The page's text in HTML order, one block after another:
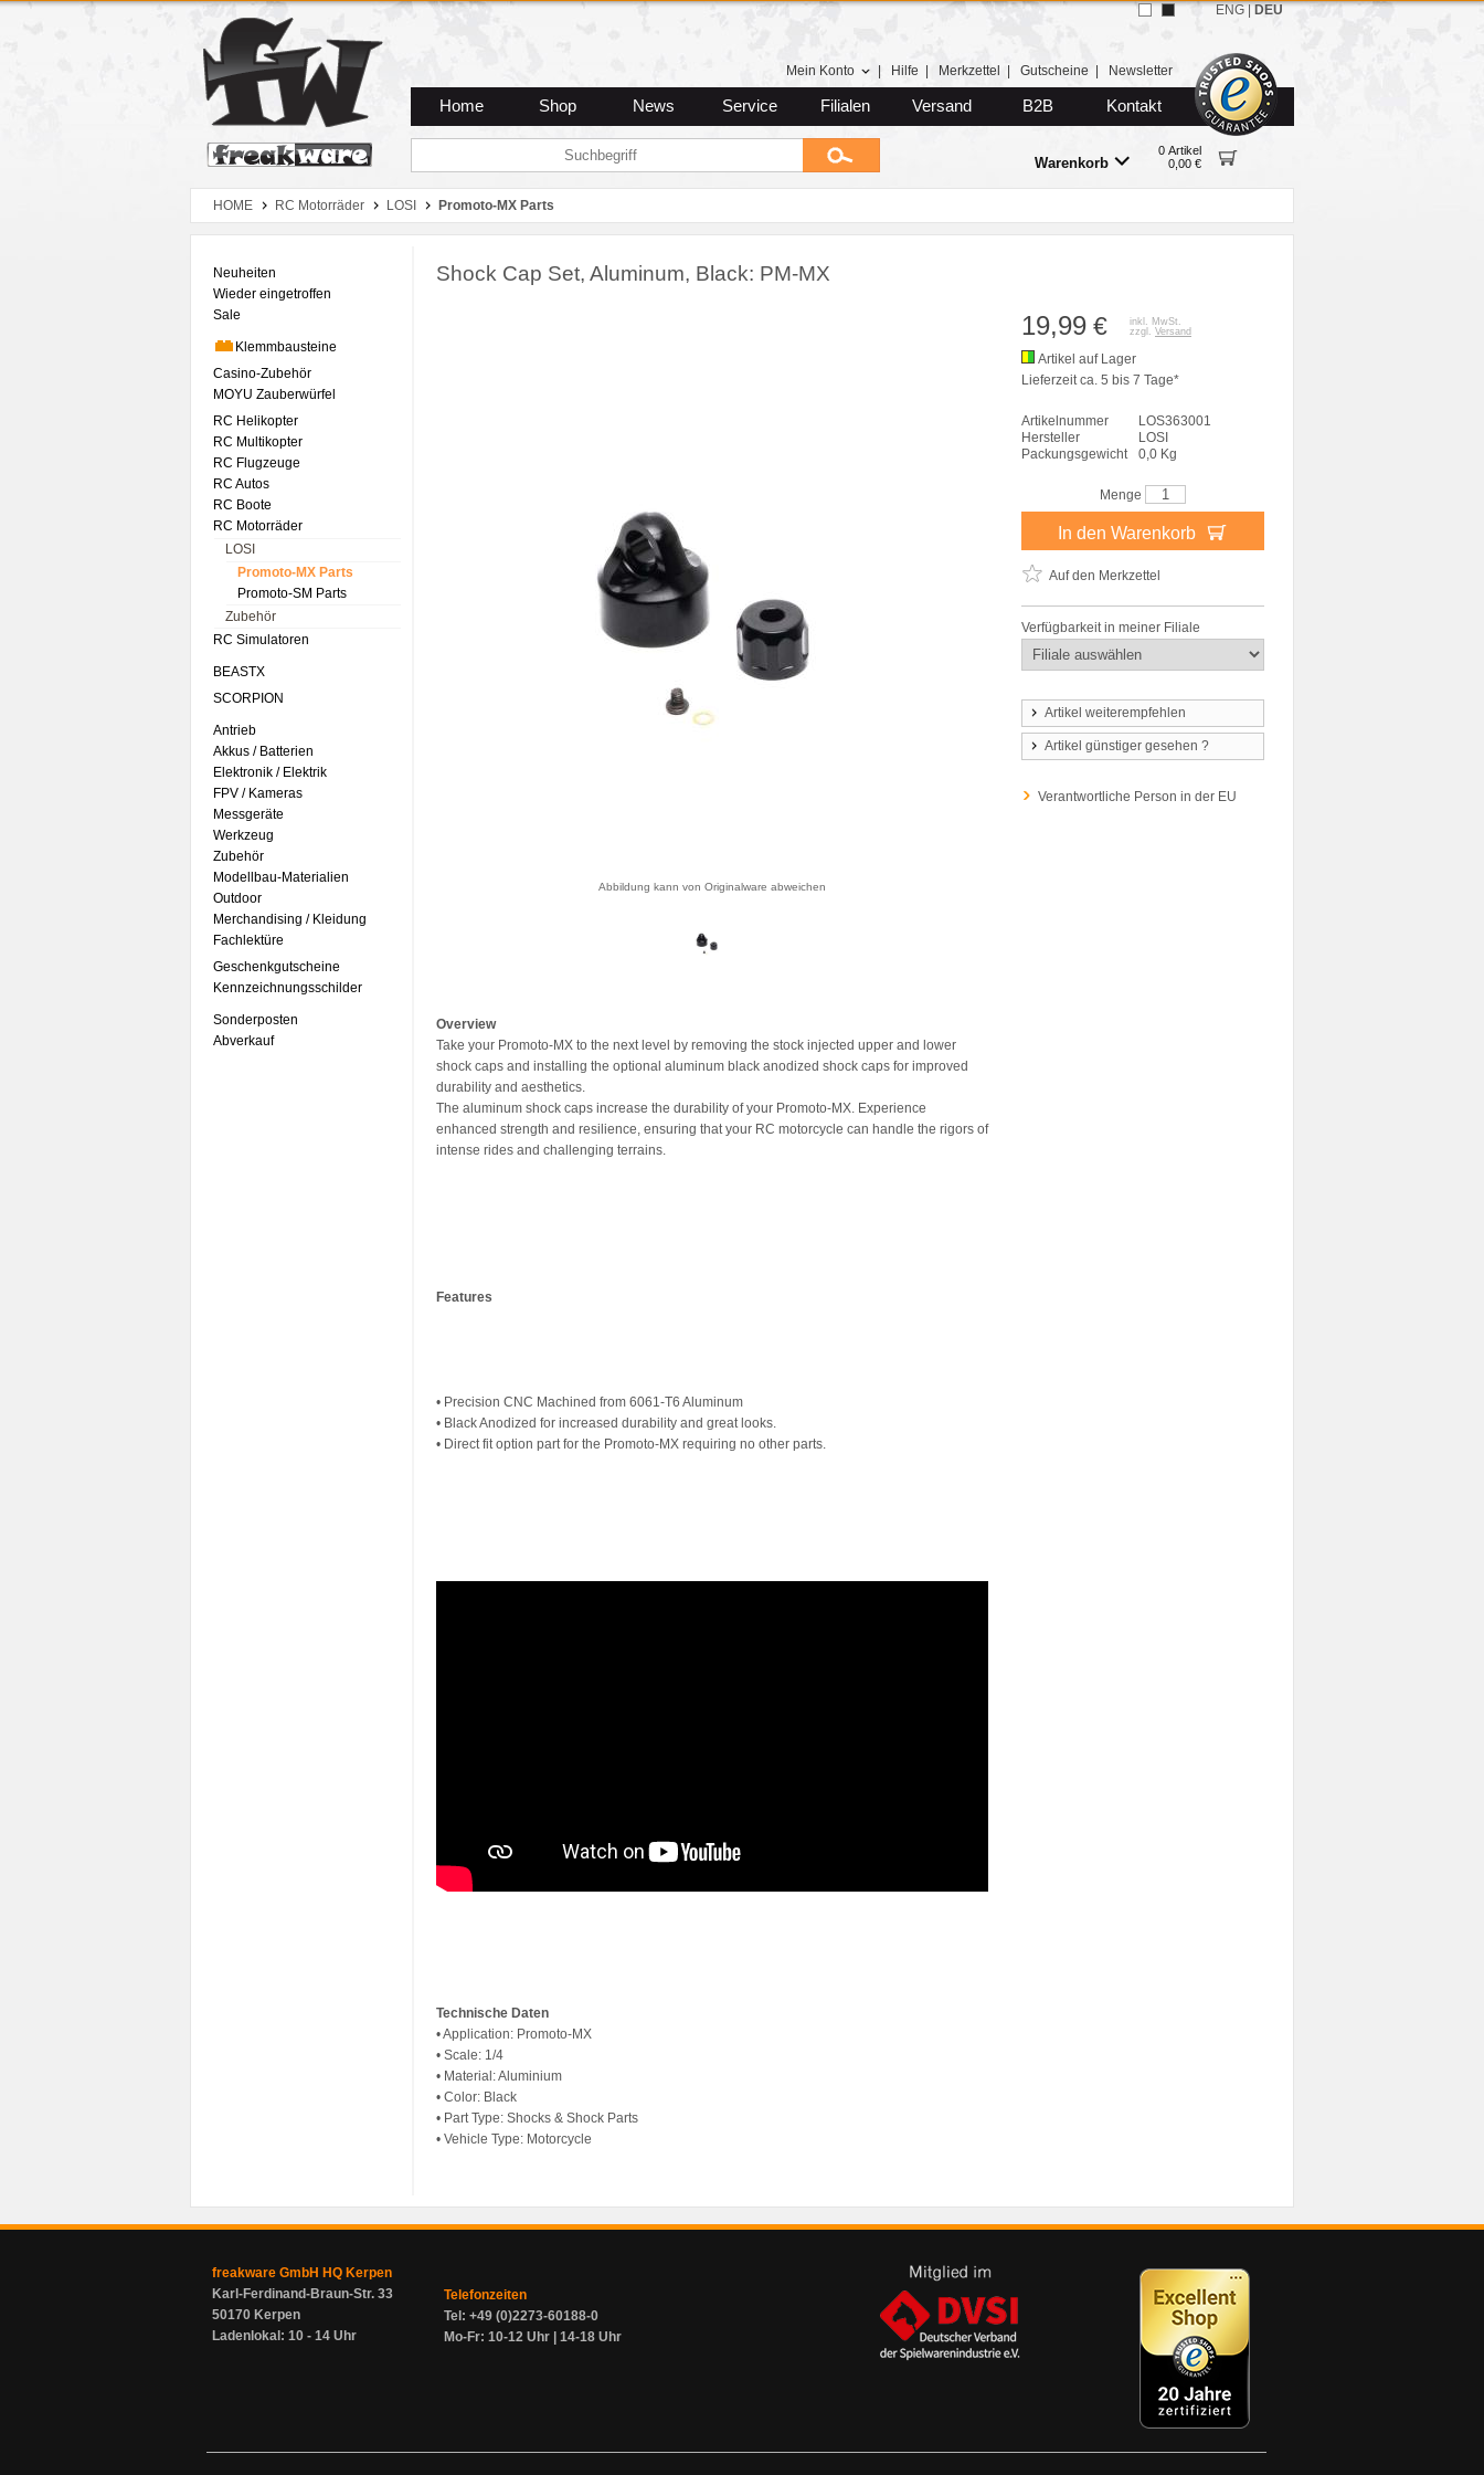
Zum Hauptmenue
Zum Seiteninhalt
Zum Warenkob
Mein Konto Hilfe Merkzettel Gutscheine Newsletter
Home Shop News Service Filialen Versand B2B Kontakt
Warenkorb
0 Artikel
0,00 €
ENG DEU
HOME RC Motorräder LOSI Promoto-MX Parts
Neuheiten
Wieder eingetroffen
Sale
Klemmbausteine
Casino-Zubehör
MOYU Zauberwürfel
RC Helikopter
RC Multikopter
RC Flugzeuge
RC Autos
RC Boote
RC Motorräder
LOSI
Promoto-MX Parts
Promoto-SM Parts
Zubehör
RC Simulatoren
BEASTX
SCORPION
Antrieb
Akkus / Batterien
Elektronik / Elektrik
FPV / Kameras
Messgeräte
Werkzeug
Zubehör
Modellbau-Materialien
Outdoor
Merchandising / Kleidung
Fachlektüre
Geschenkgutscheine
Kennzeichnungsschilder
Sonderposten
Abverkauf
Shock Cap Set, Aluminum, Black: PM-MX
Abbildung kann von Originalware abweichen
Overview
Take your Promoto-MX to the next level by removing the stock injected upper and lower
shock caps and installing the optional aluminum black anodized shock caps for improved
durability and aesthetics.
The aluminum shock caps increase the durability of your Promoto-MX. Experience
enhanced strength and resilience, ensuring that your RC motorcycle can handle the rigors of
intense rides and challenging terrains.
Features
• Precision CNC Machined from 6061-T6 Aluminum
• Black Anodized for increased durability and great looks.
• Direct fit option part for the Promoto-MX requiring no other parts.
Technische Daten
• Application: Promoto-MX
• Scale: 1/4
• Material: Aluminium
• Color: Black
• Part Type: Shocks & Shock Parts
• Vehicle Type: Motorcycle
19,99 €
inkl. MwSt.
zzgl. Versand
Artikel auf Lager
Lieferzeit ca. 5 bis 7 Tage*
Artikelnummer
LOS363001
Hersteller
LOSI
Packungsgewicht
0,0 Kg
Menge
In den Warenkorb
Auf den Merkzettel
Verfügbarkeit in meiner Filiale
Artikel weiterempfehlen
Artikel günstiger gesehen ?
Verantwortliche Person in der EU
freakware GmbH HQ Kerpen
Karl-Ferdinand-Braun-Str. 33
50170 Kerpen
Ladenlokal: 10 - 14 Uhr
Telefonzeiten
Tel: +49 (0)2273-60188-0
Mo-Fr: 10-12 Uhr | 14-18 Uhr